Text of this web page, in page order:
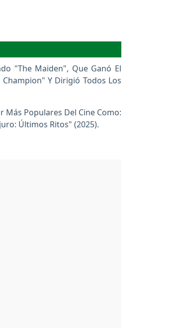
"The Maiden", Que Ganó El
Y Dirigió Todos Los
Más Populares Del Cine Como:
Últimos Ritos" (2025).